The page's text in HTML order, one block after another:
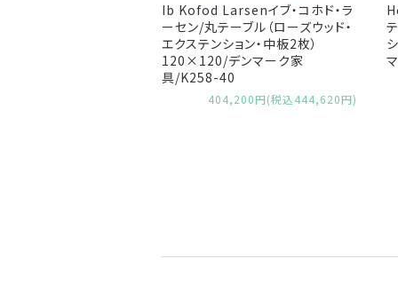
Ib Kofod Larsenイブ・コホド・ラ
ーセン/丸テーブル（ローズウッド・
エクステンション・中板2枚）
120×120/デンマーク家
具/K258-40
404,200円(税込444,620円)